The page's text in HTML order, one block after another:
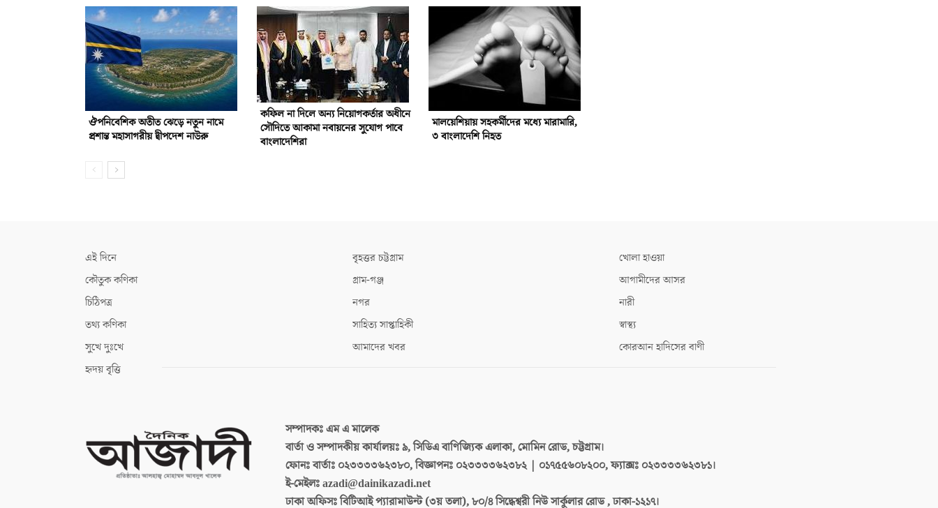
ঔপনিবেশিক অতীত ঝেড়ে নতুন নামে
প্রশান্ত মহাসাগরীয় দ্বীপদেশ নাউরু
কফিল না দিলে অন্য নিয়োগকর্তার অধীনে
সৌদিতে আকামা নবায়নের সুযোগ পাবে
বাংলাদেশিরা
মালয়েশিয়ায় সহকর্মীদের মধ্যে মারামারি,
৩ বাংলাদেশি নিহত
এই দিনে
কৌতুক কণিকা
চিঠিপত্র
তথ্য কণিকা
সুখে দুঃখে
হৃদয় বৃত্তি
বৃহত্তর চট্টগ্রাম
গ্রাম-গঞ্জ
নগর
সাহিত্য সাপ্তাহিকী
আমাদের খবর
খোলা হাওয়া
আগামীদের আসর
নারী
স্বাস্থ্য
কোরআন হাদিসের বাণী
সম্পাদকঃএম এ মালেক
বার্তা ও সম্পাদকীয় কার্যালয়ঃ৯, সিডিএ বাণিজ্যিক এলাকা, মোমিন রোড, চট্টগ্রাম।
ফোনঃ বার্তাঃ ০২৩৩৩৩৬২৩৮০, বিজ্ঞাপনঃ ০২৩৩৩৩৬২৩৮২ | ০১৭৫৫৬০৮২০০, ফ্যাক্সঃ ০২৩৩৩৩৬২৩৮১।
ই-মেইলঃazadi@dainikazadi.net
ঢাকা অফিসঃবিটিআই প্যারামাউন্ট (৩য় তলা), ৮০/৪ সিদ্ধেশ্বরী নিউ সার্কুলার রোড , ঢাকা-১২১৭।